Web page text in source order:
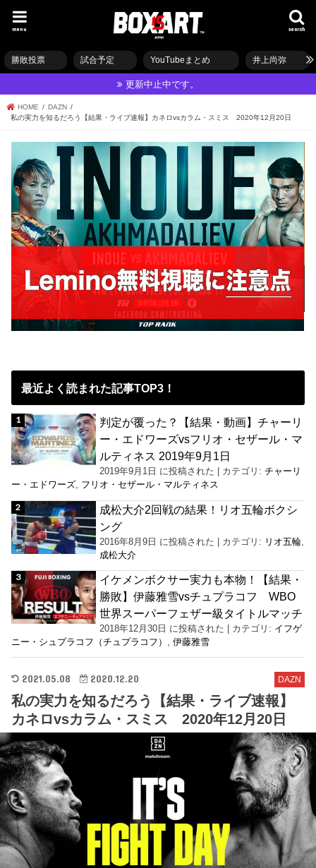
search
menu
勝敗投票 試合予定 YouTubeまとめ 井上尚弥
更新中止中です。
HOME
DAZN
私の実力を知るだろう【結果・ライブ速報】カネロvsカラム・スミス 2020年12月20日
最近よく読まれた記事TOP3！
判定が覆った？【結果・動画】チャーリ
ー・エドワーズvsフリオ・セザール・マ
ルティネス 2019年9月1日
2019年9月1日 に投稿された カテゴリ:チャーリ
ー・エドワーズ, フリオ・セザール・マルティネス
成松大介2回戦の結果！リオ五輪ボクシ
ング
2016年8月9日 に投稿された | カテゴリ: リオ五輪
成松大介
イケメンボクサー実力も本物！【結果・
勝敗】伊藤雅雪vsチュプラコフ WBO
世界スーパーフェザー級タイトルマッチ
2018年12月30日 に投稿された カテゴリ: イフゲ
ニー・シュプラコフ（チュプラコフ）
,伊藤雅雪
DAZN
2021.05.08 2020.12.20
私の実力を知るだろう【結果・ライブ速報】
カネロvsカラム・スミス 2020年12月20日